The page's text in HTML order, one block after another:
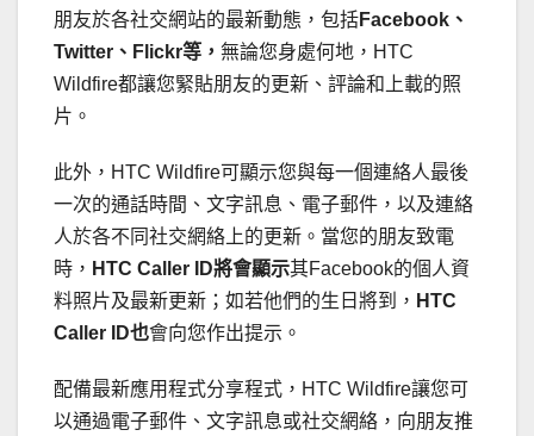
朋友於各社交網站的最新動態，包括Facebook 、
Twitter 、 Flickr等， 無論您身處何地，HTC
Wildfire都讓您緊貼朋友的更新、評論和上載的照
片。
此外，HTC Wildfire可顯示您與每一個連絡人最後
一次的通話時間、文字訊息、電子郵件，以及連絡
人於各不同社交網絡上的更新。當您的朋友致電
時， HTC Caller ID將會顯示其Facebook的個人資
料照片及最新更新；如若他們的生日將到， HTC
Caller ID也會向您作出提示。
配備最新應用程式分享程式，HTC Wildfire讓您可
以通過電子郵件、文字訊息或社交網絡，向朋友推